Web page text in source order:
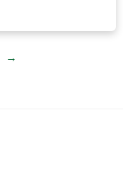
→